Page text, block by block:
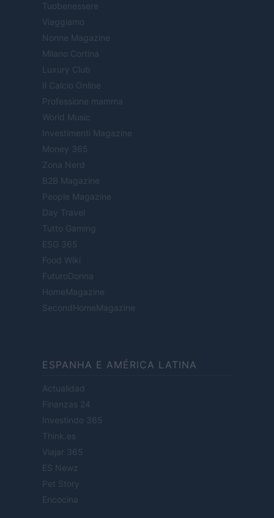
Tuobenessere
Viaggiamo
Nonne Magazine
Milano Cortina
Luxury Club
Il Calcio Online
Professione mamma
World Music
Investimenti Magazine
Money 365
Zona Nerd
B2B Magazine
People Magazine
Day Travel
Tutto Gaming
ESG 365
Food Wiki
FuturoDonna
HomeMagazine
SecondHomeMagazine
ESPANHA E AMÉRICA LATINA
Actualidad
Finanzas 24
Investindo 365
Think.es
Viajar 365
ES Newz
Pet Story
Encocina